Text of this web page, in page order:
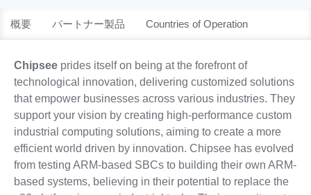
概要 パートナー製品 Countries of Operation
Chipseeprides itself on being at the forefront of
technological innovation, delivering customized solutions
that empower businesses across various industries. They
support your vision by creating high-performance custom
industrial computing solutions, aiming to create a more
efficient world driven by innovation. Chipsee has evolved
from testing ARM-based SBCs to building their own ARM-
based systems, believing in their potential to replace the